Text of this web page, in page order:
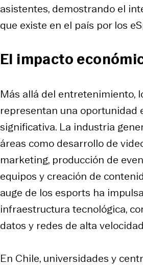
asistentes, demostrando el
que existe en el país por los
El impacto
Más allá del entretenimiento,
representan una oportunidad
significativa. La industria
áreas como desarrollo de
marketing, producción de
equipos y creación de
auge de los esports ha
infraestructura tecnológica,
datos y redes de alta
En Chile, universidades y